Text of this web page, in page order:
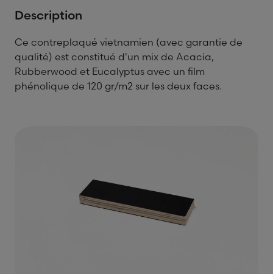
Description
Ce contreplaqué vietnamien (avec garantie de
qualité) est constitué d'un mix de Acacia,
Rubberwood et Eucalyptus avec un film
phénolique de 120 gr/m2 sur les deux faces.